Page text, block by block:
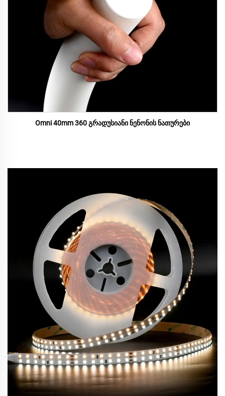
Omni 40mm 360 გრადუსიანი ნენონის ნათურები